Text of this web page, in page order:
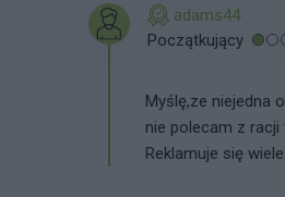
adams44
Początkujący
Myślę,ze niejedna
nie polecam z racji
Reklamuje się